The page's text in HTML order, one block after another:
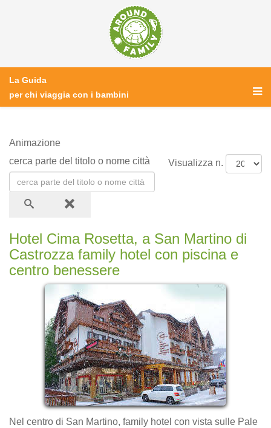
La Guida
per chi viaggia con i bambini
Animazione
cerca parte del titolo o nome città
Visualizza n.
Hotel Cima Rosetta, a San Martino di
Castrozza family hotel con piscina e
centro benessere
Nel centro di San Martino, family hotel con vista sulle Pale